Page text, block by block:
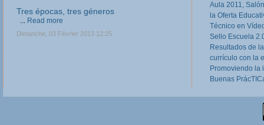
Tres épocas, tres géneros
... Read more
Dimanche, 03 Février 2013 12:25
Aula 2011,
la Oferta
Técnico en
Sello Escuela
Resultados de
currículo con la
Promoviendo la
Buenas